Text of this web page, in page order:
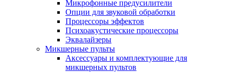
Микрофонные предусилители
Опции для звуковой обработки
Процессоры эффектов
Психоакустические процессоры
Эквалайзеры
Микшерные пульты
Аксессуары и комплектующие для
микшерных пультов